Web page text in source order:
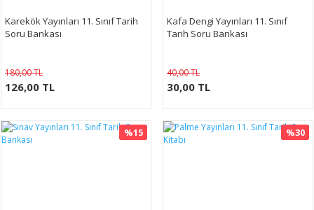
Karekök Yayınları 11. Sınıf Tarih
Soru Bankası
180,00 TL
126,00 TL
Kafa Dengi Yayınları 11. Sınıf
Tarih Soru Bankası
40,00 TL
30,00 TL
%15 %30